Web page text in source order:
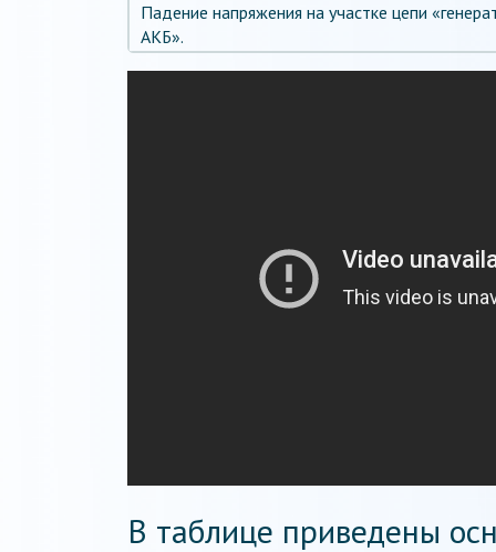
Падение напряжения на участке цепи
АКБ».
В таблице приведены